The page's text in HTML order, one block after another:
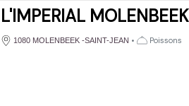
L'IMPERIAL MOLENBEEK
1080 MOLENBEEK -SAINT-JEAN • Poissons